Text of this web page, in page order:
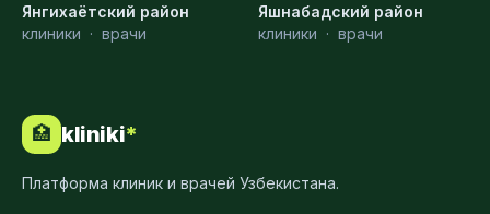
Янгихаётский район
клиники · врачи
Яшнабадский район
клиники · врачи
🏥 kliniki*
Платформа клиник и врачей Узбекистана.